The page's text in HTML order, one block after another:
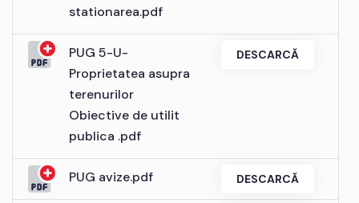
stationarea.pdf
PUG 5-U-
Proprietatea asupra
terenurilor
Obiective de utilit
publica .pdf
DESCARCĂ
PUG avize.pdf DESCARCĂ